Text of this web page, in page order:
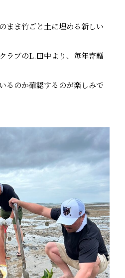
まま竹ごと土に埋める新しい
ラブのL.田中より、毎年寄贈
るのか確認するのが楽しみで